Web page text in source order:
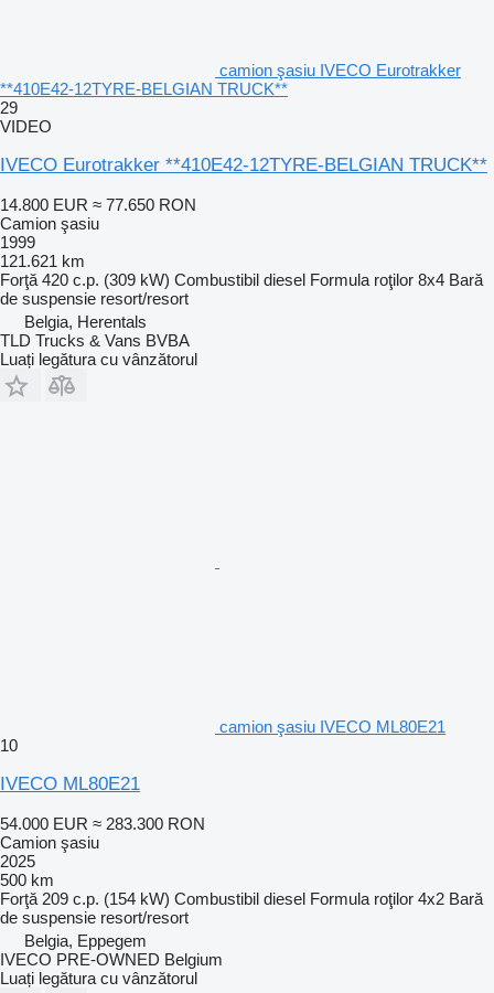
camion şasiu IVECO Eurotrakker
**410E42-12TYRE-BELGIAN TRUCK**
29
VIDEO
IVECO Eurotrakker **410E42-12TYRE-BELGIAN TRUCK**
14.800 EUR ≈ 77.650 RON
Camion şasiu
1999
121.621 km
Forţă 420 c.p. (309 kW) Combustibil diesel Formula roţilor 8x4 Bară
de suspensie resort/resort
Belgia, Herentals
TLD Trucks & Vans BVBA
Luați legătura cu vânzătorul
camion şasiu IVECO ML80E21
10
IVECO ML80E21
54.000 EUR ≈ 283.300 RON
Camion şasiu
2025
500 km
Forţă 209 c.p. (154 kW) Combustibil diesel Formula roţilor 4x2 Bară
de suspensie resort/resort
Belgia, Eppegem
IVECO PRE-OWNED Belgium
Luați legătura cu vânzătorul